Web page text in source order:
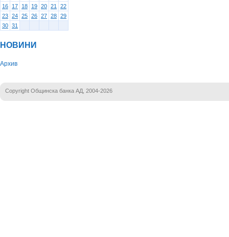
16
17 18 19 20 21
22
23 24 25 26 27 28 29
30 31
НОВИНИ
Архив
Copyright Общинска банка АД, 2004-2026